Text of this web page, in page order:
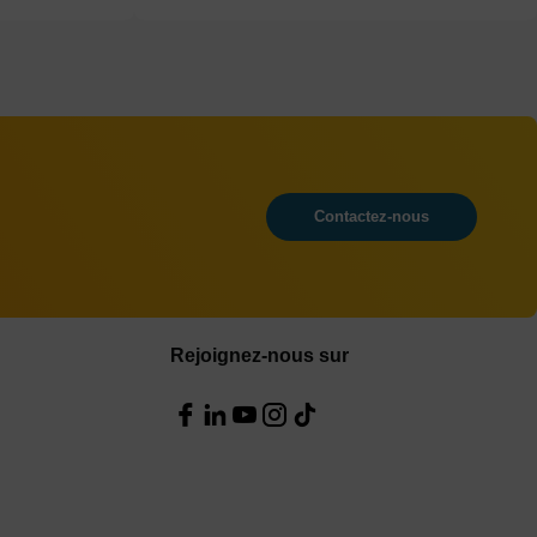
Contactez-nous
Rejoignez-nous sur